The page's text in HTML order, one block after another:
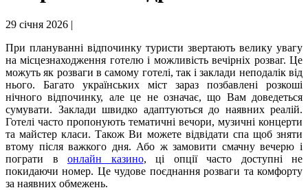
29 січня 2026 |
При плануванні відпочинку туристи звертають велику увагу
на місцезнаходження готелю і можливість вечірніх розваг. Це
можуть як розваги в самому готелі, так і заклади неподалік від
нього. Багато українських міст зараз позбавлені розкоші
нічного відпочинку, але це не означає, що Вам доведеться
сумувати. Заклади швидко адаптуються до наявних реалій.
Готелі часто пропонують тематичні вечори, музичні концерти
та майстер класи. Також Ви можете відвідати спа щоб зняти
втому після важкого дня. Або ж замовити смачну вечерю і
пограти в онлайн казино, ці опції часто доступні не
покидаючи номер. Це чудове поєднання розваги та комфорту
за наявних обмежень.